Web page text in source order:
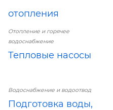
отопления
Отопление и горячее
водоснабжение
Тепловые насосы
Водоснабжение и водоотвод
Подготовка воды,